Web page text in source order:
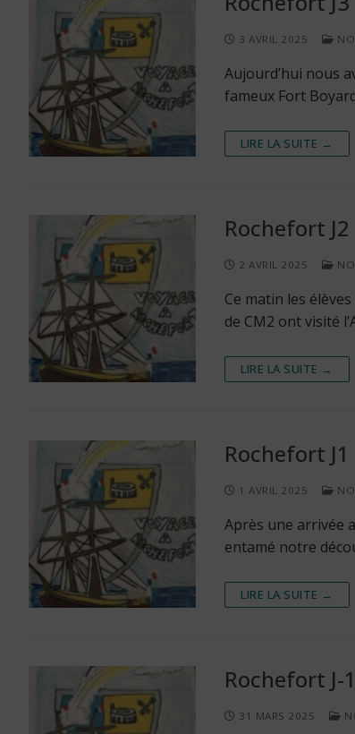
3 AVRIL 2025
Aujourd’hui nous
fameux Fort
LIRE LA SUITE →
Rochefort J2
2 AVRIL 2025
Ce matin les
de CM2 ont visité
LIRE LA SUITE →
Rochefort J1
1 AVRIL 2025
Après une arrivée
entamé notre
LIRE LA SUITE →
Rochefort J-1
31 MARS 2025